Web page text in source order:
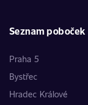
Seznam poboček
Praha 5
Bystřec
Hradec Králové